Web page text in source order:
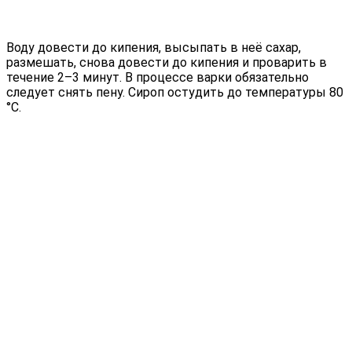
Воду довести до кипения, высыпать в неё сахар,
размешать, снова довести до кипения и проварить в
течение 2–3 минут. В процессе варки обязательно
следует снять пену. Сироп остудить до температуры 80
°С.